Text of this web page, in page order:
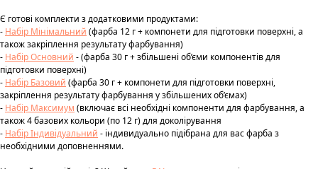
Є готові комплекти з додатковими продуктами:
- Набір Мінімальний (фарба 12 г + компонети для підготовки поверхні, а
також закріплення результату фарбування)
- Набір Основний - (фарба 30 г + збільшені об’єми компонентів для
підготовки поверхні)
- Набір Базовий (фарба 30 г + компонети для підготовки поверхні,
закріплення результату фарбування у збільшених об’ємах)
- Набір Максимум (включає всі необхідні компоненти для фарбування, а
також 4 базових кольори (по 12 г) для доколірування
- Набір Індивідуальний - індивидуально підібрана для вас фарба з
необхідними доповненнями.